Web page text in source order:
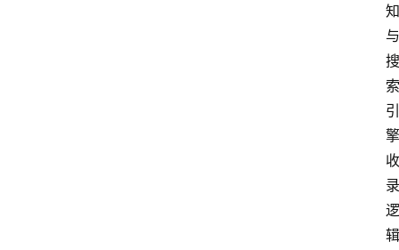
知
与
搜
索
引
擎
收
录
逻
辑